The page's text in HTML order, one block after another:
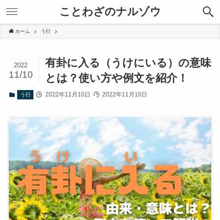
ことわざのナルゾウ
ホーム う行
有卦に入る（うけにいる）の意味
とは？使い方や例文を紹介！
2022
11/10
う行 2022年11月10日 2022年11月10日